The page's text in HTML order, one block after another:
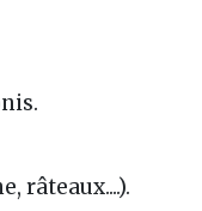
râteaux....).